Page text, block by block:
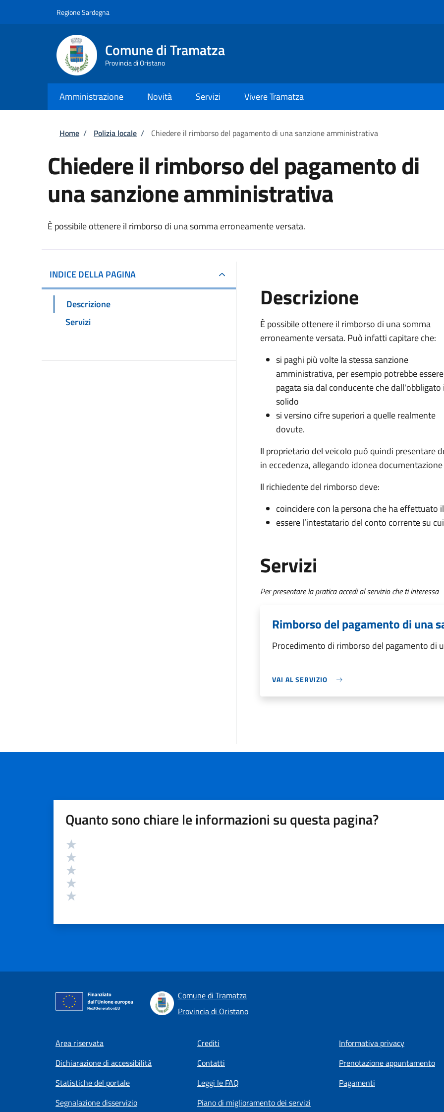
Regione Sardegna
Comune di Tramatza
Provincia di Oristano
Amministrazione Novità Servizi Vivere Tramatza
Briciole di pane
Home / Polizia locale / Chiedere il rimborso del pagamento di una sanzione amministrativa
Chiedere il rimborso del pagamento di
una sanzione amministrativa
È possibile ottenere il rimborso di una somma erroneamente versata.
INDICE DELLA PAGINA
Descrizione
Servizi
Descrizione
È possibile ottenere il rimborso di una somma
erroneamente versata. Può infatti capitare che:
si paghi più volte la stessa sanzione
amministrativa, per esempio potrebbe essere
pagata sia dal conducente che dall'obbligato
solido
si versino cifre superiori a quelle realmente
dovute.
Il proprietario del veicolo può quindi presentare
in eccedenza, allegando idonea
Il richiedente del rimborso deve:
coincidere con la persona che ha effettuato
essere l’intestatario del conto corrente su
Servizi
Per presentare la pratica accedi al servizio che ti interessa
Rimborso del pagamento di una
Procedimento di rimborso del pagamento di
VAI AL SERVIZIO
Quanto sono chiare le informazioni su questa pagina?
Valutazione
Comune di Tramatza
Provincia di Oristano
Footer menu
Area riservata Crediti
Informativa privacy
Dichiarazione di accessibilità
Contatti
Prenotazione appuntamento
Statistiche del portale
Leggi le FAQ
Pagamenti
Segnalazione disservizio
Piano di miglioramento dei servizi